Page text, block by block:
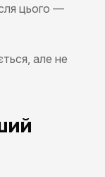
цього —
але не